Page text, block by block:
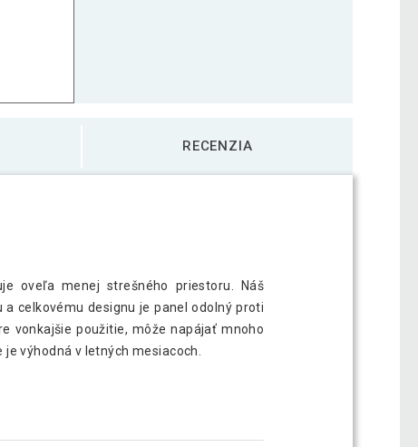
RECENZIA
oveľa menej strešného priestoru. Náš
celkovému designu je panel odolný proti
vonkajšie použitie, môže napájať mnoho
výhodná v letných mesiacoch.